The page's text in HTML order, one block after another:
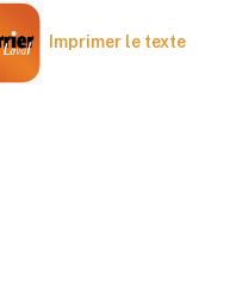
Imprimer le texte